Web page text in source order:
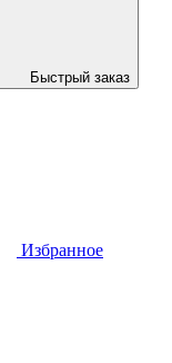
Быстрый заказ
Избранное